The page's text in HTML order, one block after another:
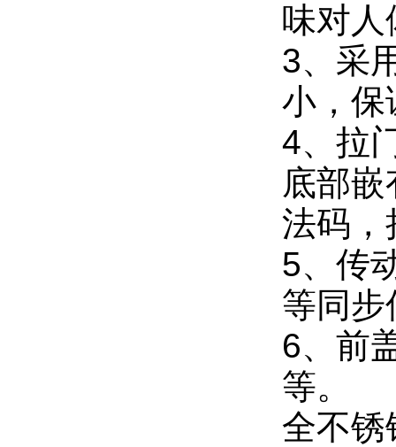
味对人
3、采
小，保
4、拉
底部
法码，
5、传
等同步
6、前
等。
全不锈